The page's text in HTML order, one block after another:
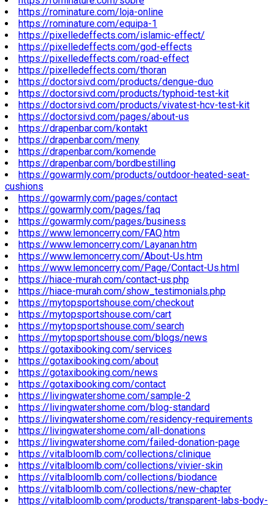
https://rominature.com/loja-online
https://rominature.com/equipa-1
https://pixelledeffects.com/islamic-effect/
https://pixelledeffects.com/god-effects
https://pixelledeffects.com/road-effect
https://pixelledeffects.com/thoran
https://doctorsivd.com/products/dengue-duo
https://doctorsivd.com/products/typhoid-test-kit
https://doctorsivd.com/products/vivatest-hcv-test-kit
https://doctorsivd.com/pages/about-us
https://drapenbar.com/kontakt
https://drapenbar.com/meny
https://drapenbar.com/komende
https://drapenbar.com/bordbestilling
https://gowarmly.com/products/outdoor-heated-seat-
cushions
https://gowarmly.com/pages/contact
https://gowarmly.com/pages/faq
https://gowarmly.com/pages/business
https://www.lemoncerry.com/FAQ.htm
https://www.lemoncerry.com/Layanan.htm
https://www.lemoncerry.com/About-Us.htm
https://www.lemoncerry.com/Page/Contact-Us.html
https://hiace-murah.com/contact-us.php
https://hiace-murah.com/show_testimonials.php
https://mytopsportshouse.com/checkout
https://mytopsportshouse.com/cart
https://mytopsportshouse.com/search
https://mytopsportshouse.com/blogs/news
https://gotaxibooking.com/services
https://gotaxibooking.com/about
https://gotaxibooking.com/news
https://gotaxibooking.com/contact
https://livingwatershome.com/sample-2
https://livingwatershome.com/blog-standard
https://livingwatershome.com/residency-requirements
https://livingwatershome.com/all-donations
https://livingwatershome.com/failed-donation-page
https://vitalbloomlb.com/collections/clinique
https://vitalbloomlb.com/collections/vivier-skin
https://vitalbloomlb.com/collections/biodance
https://vitalbloomlb.com/collections/new-chapter
https://vitalbloomlb.com/products/transparent-labs-body-